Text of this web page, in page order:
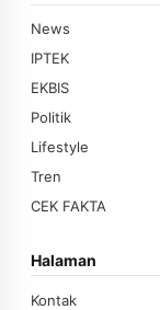
News
IPTEK
EKBIS
Politik
Lifestyle
Tren
CEK FAKTA
Halaman
Kontak